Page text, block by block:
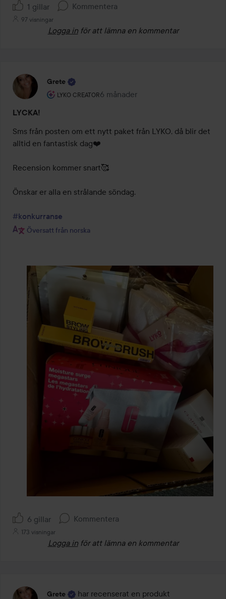
1 gillar Kommentera
97 visningar
Logga in för att lämna en kommentar
Grete
LYKO CREATOR
Användarens roll: Lyko Creator.
6 månader
Inlägget skapades 6 månader
LYCKA!
Sms från posten om ett nytt paket från LYKO, då blir det
alltid en fantastisk dag❤️
Recension kommer snart🥰
Önskar er alla en strålande söndag.
#konkurranse
Översatt från norska
6 gillar Kommentera
173 visningar
Logga in för att lämna en kommentar
Grete har recenserat en produkt